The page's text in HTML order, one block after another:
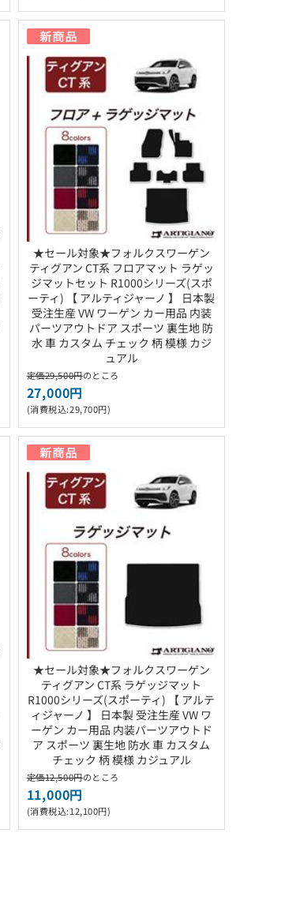
★セール対象★フォルクスワーゲン
ティグアン CT系 フロアマット ラゲッ
ジマットセット R1000シリーズ(スポ
ーティ) 【 アルティジャーノ 】 日本製
受注生産 VW ワーゲン カー用品 内装
パーツアウトドア スポーツ 裏生地 防
水 車 カスタム チェック 柄 模様 カジ
ュアル
定価29,500円のところ
27,000円
(消費税込:29,700円)
★セール対象★フォルクスワーゲン
ティグアン CT系 ラゲッジマット
R1000シリーズ(スポーティ) 【 アルテ
ィジャーノ 】 日本製 受注生産 VW ワ
ーゲン カー用品 内装パーツアウトド
ア スポーツ 裏生地 防水 車 カスタム
チェック 柄 模様 カジュアル
定価12,500円のところ
11,000円
(消費税込:12,100円)